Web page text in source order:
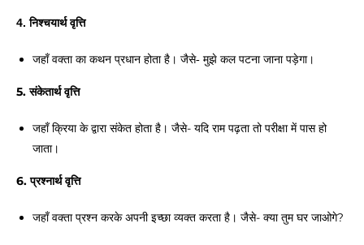
4. निश्चयार्थ वृत्ति
जहाँ वक्ता का कथन प्रधान होता है। जैसे- मुझे कल पटना जाना पड़ेगा।
5. संकेतार्थ वृत्ति
जहाँ क्रिया के द्वारा संकेत होता है। जैसे- यदि राम पढ़ता तो परीक्षा में पास हो
जाता।
6. प्रश्नार्थ वृत्ति
जहाँ वक्ता प्रश्न करके अपनी इच्छा व्यक्त करता है। जैसे- क्या तुम घर जाओगे?